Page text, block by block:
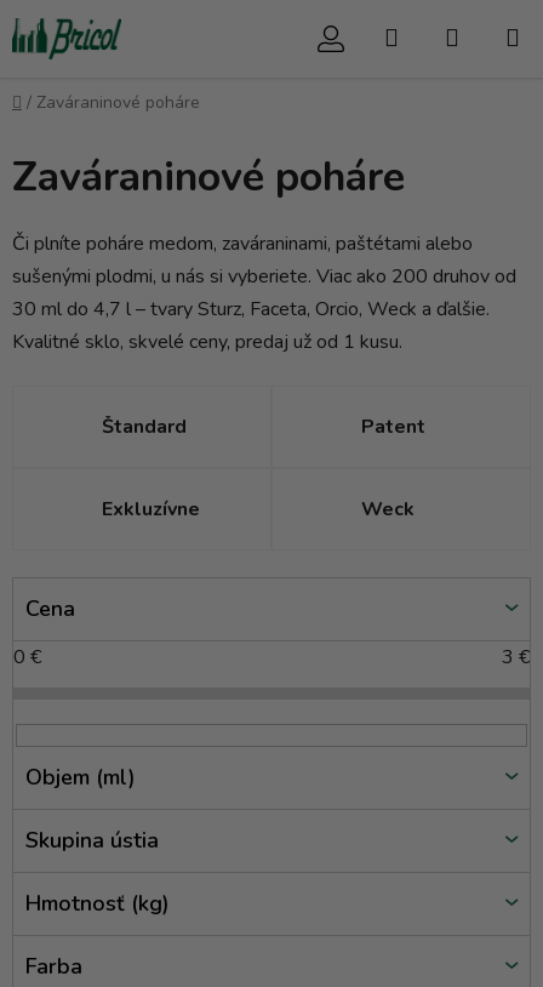
Prejsť
na
obsah
Hľadať
Domov
/ Zaváraninové poháre
Zaváraninové poháre
Či plníte poháre medom, zaváraninami, paštétami alebo
sušenými plodmi, u nás si vyberiete. Viac ako 200 druhov od
30 ml do 4,7 l – tvary Sturz, Faceta, Orcio, Weck a ďalšie.
Kvalitné sklo, skvelé ceny, predaj už od 1 kusu.
Štandard Patent
Exkluzívne Weck
Cena
0 € 3 €
Objem (ml)
Skupina ústia
Hmotnosť (kg)
Farba
V
p
s
p
d
o